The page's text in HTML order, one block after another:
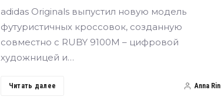
adidas Originals выпустил новую модель
футуристичных кроссовок, созданную
совместно с RUBY 9100M – цифровой
художницей и…
Читать далее Anna